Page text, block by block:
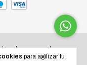
para agilizar tu
reservados.